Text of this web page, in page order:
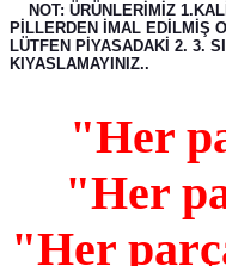
NOT: ÜRÜNLERİMİZ
PİLLERDEN İMAL EDİLMİŞ
LÜTFEN PİYASADAKİ 2. 3.
KIYASLAMAYINIZ..
"Her
"Her
"Her